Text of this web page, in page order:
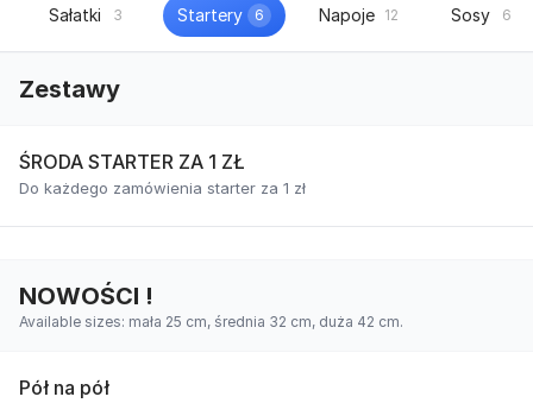
Sałatki 3 Startery 6 Napoje 12 Sosy 6
Zestawy
ŚRODA STARTER ZA 1 ZŁ
Do każdego zamówienia starter za 1 zł
NOWOŚCI !
Available sizes: mała 25 cm, średnia 32 cm, duża 42 cm.
Pół na pół